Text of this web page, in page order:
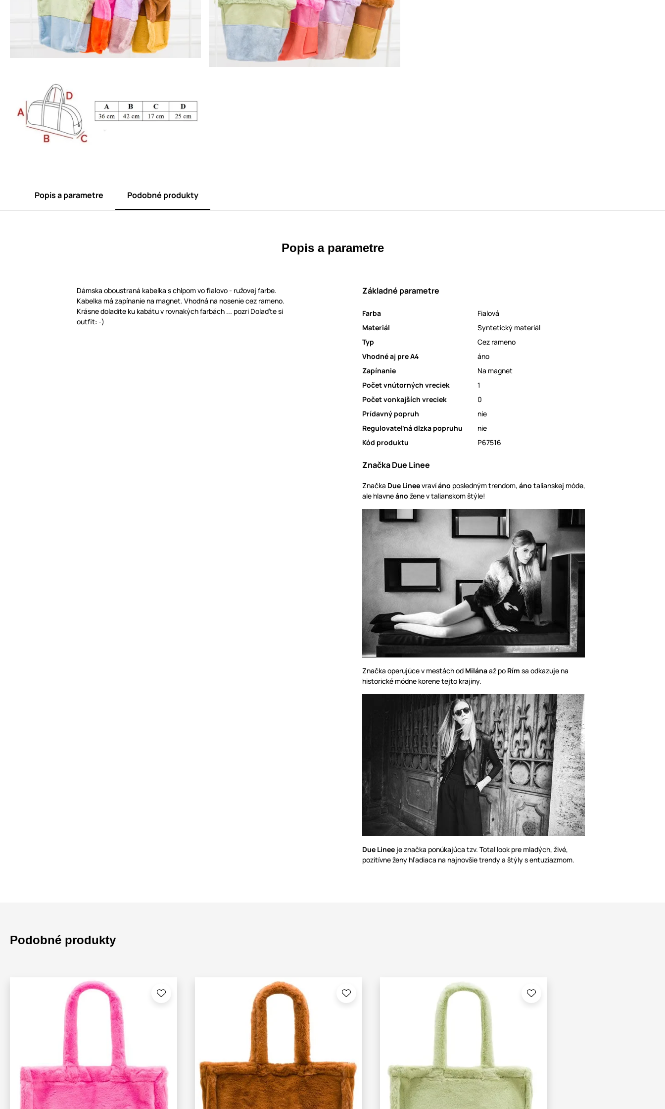
Popis a parametre Podobné produkty
Popis a parametre
Dámska oboustraná kabelka s chlpom vo fialovo - ružovej farbe.
Kabelka má zapínanie na magnet. Vhodná na nosenie cez rameno.
Krásne doladíte ku kabátu v rovnakých farbách ... pozri Dolaďte si
outfit: -)
Základné parametre
Farba
Fialová
Materiál
Syntetický materiál
Typ
Cez rameno
Vhodné aj pre A4
áno
Zapínanie
Na magnet
Počet vnútorných vreciek
1
Počet vonkajších vreciek
0
Prídavný popruh
nie
Regulovateľná dlzka popruhu
nie
Kód produktu
P67516
Značka Due Linee
Značka Due Lineevravíáno posledným trendom, áno talianskej móde,
ale hlavneáno žene v talianskom štýle!
Značka operujúce v mestách od Milánaaž po Rím sa odkazuje na
historické módne korene tejto krajiny.
Due Linee je značka ponúkajúca tzv. Total look pre mladých, živé,
pozitívne ženy hľadiaca na najnovšie trendy a štýly s entuziazmom.
Podobné produkty